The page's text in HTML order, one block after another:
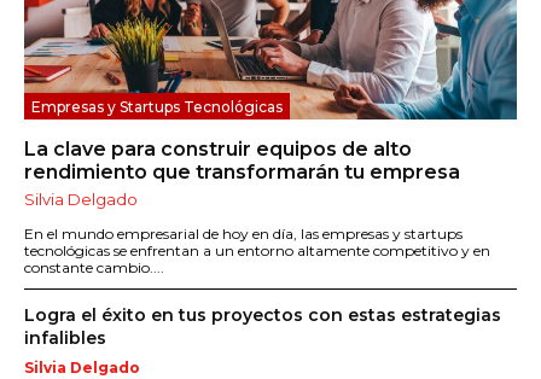
Empresas y Startups Tecnológicas
La clave para construir equipos de alto
rendimiento que transformarán tu empresa
Silvia Delgado
En el mundo empresarial de hoy en día, las empresas y startups
tecnológicas se enfrentan a un entorno altamente competitivo y en
constante cambio....
Logra el éxito en tus proyectos con estas estrategias
infalibles
Silvia Delgado